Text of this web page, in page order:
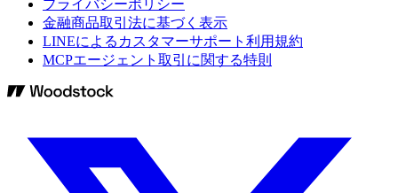
プライバシーポリシー
金融商品取引法に基づく表示
LINEによるカスタマーサポート利用規約
MCPエージェント取引に関する特則